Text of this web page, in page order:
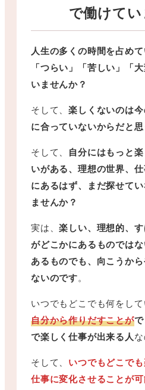
で働けてい
人生の多くの時間を占めて
「つらい」「苦しい」「
いませんか？
そして、楽しくないのは
に合っていないからだと
そして、 自分にはもっと
いがある、理想の世界、
にあるはず、まだ探せて
ませんか？
実は、楽しい、理想的、
がどこかにあるものでは
あるものでも、向こうか
ないのです。
いつでもどこでも何をして
自分から作りだすことが
で楽しく仕事が出来る人な
そして、 いつでもどこで
仕事に変化させることが